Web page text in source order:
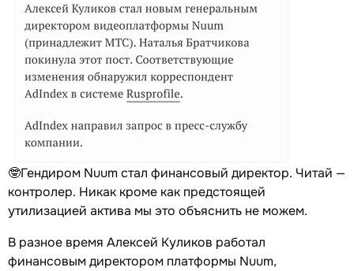
🤓Гендиром Nuum стал финансовый директор. Читай —
контролер. Никак кроме как предстоящей
утилизацией актива мы это объяснить не можем.
В разное время Алексей Куликов работал
финансовым директором платформы Nuum,